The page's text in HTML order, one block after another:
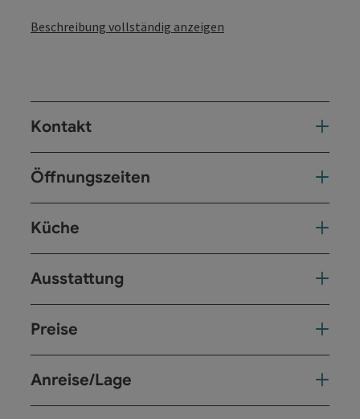
Beschreibung vollständig anzeigen
Kontakt
Öffnungszeiten
Küche
Ausstattung
Preise
Anreise/Lage